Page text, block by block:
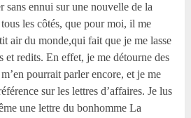
sans ennui sur une nouvelle de la
les côtés, que pour moi, il me
air du monde,qui fait que je me lasse
et redits. En effet, je me détourne des
pourrait parler encore, et je me
sur les lettres d’affaires. Je lus
une lettre du bonhomme La